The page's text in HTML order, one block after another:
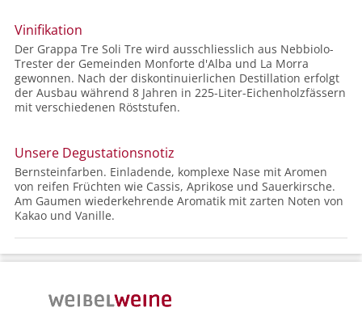
Vinifikation
Der Grappa Tre Soli Tre wird ausschliesslich aus Nebbiolo-
Trester der Gemeinden Monforte d'Alba und La Morra
gewonnen. Nach der diskontinuierlichen Destillation erfolgt
der Ausbau während 8 Jahren in 225-Liter-Eichenholzfässern
mit verschiedenen Röststufen.
Unsere Degustationsnotiz
Bernsteinfarben. Einladende, komplexe Nase mit Aromen
von reifen Früchten wie Cassis, Aprikose und Sauerkirsche.
Am Gaumen wiederkehrende Aromatik mit zarten Noten von
Kakao und Vanille.